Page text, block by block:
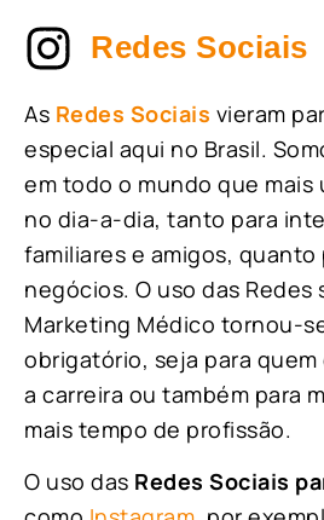
Redes Sociais
As Redes Sociais vieram
especial aqui no Brasil.
em todo o mundo que mais
no dia-a-dia, tanto para
familiares e amigos, quanto
negócios. O uso das Redes
Marketing Médico tornou-
obrigatório, seja para
a carreira ou também para
mais tempo de profissão.
O uso das Redes Sociais